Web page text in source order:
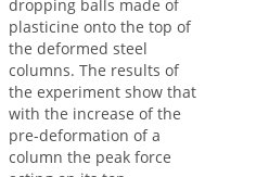
dropping balls made of
plasticine onto the top of
the deformed steel
columns. The results of
the experiment show that
with the increase of the
pre-deformation of a
column the peak force